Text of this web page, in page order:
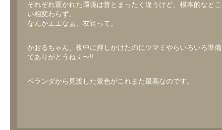
それぞれ置かれた環境は昔とまったく違うけど、根本的なと
い相変わらず。
なんかエエなぁ、友達って。
かおるちゃん、夜中に押しかけたのにツマミやらいろいろ準
てありがとうねぇ〜!!
ベランダから見渡した景色がこれまた最高なのです。